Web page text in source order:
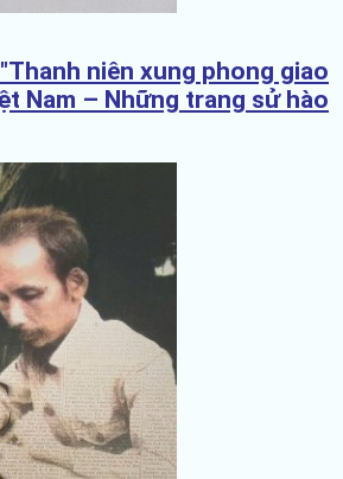
niên xung phong giao
Nam – Những trang sử hào